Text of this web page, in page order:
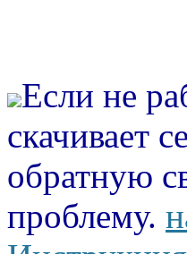
Если не
скачивает
обратную
проблему.